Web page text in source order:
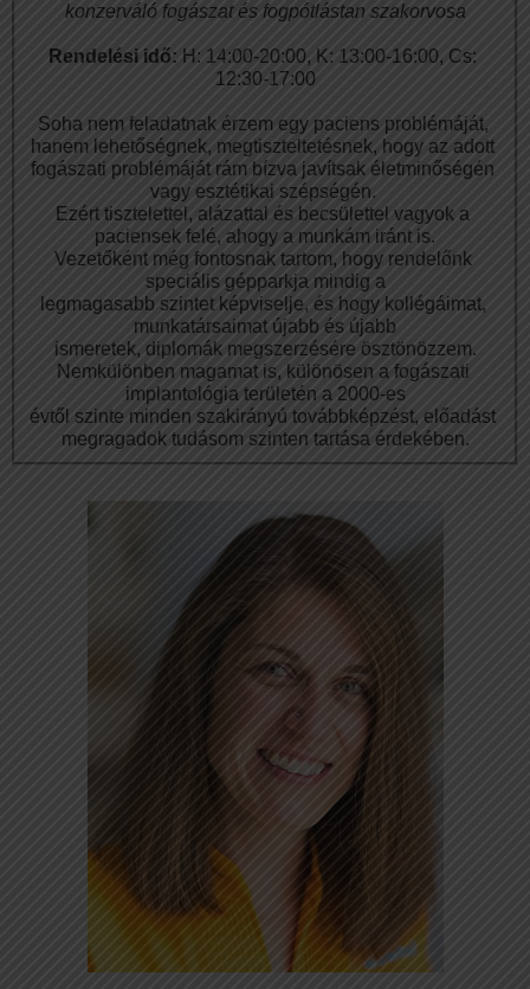
konzerváló fogászat és fogpótlástan szakorvosa
Rendelési idő: H: 14:00-20:00, K: 13:00-16:00, Cs:
12:30-17:00
Soha nem feladatnak érzem egy paciens problémáját,
hanem lehetőségnek, megtiszteltetésnek, hogy az adott
fogászati problémáját rám bízva javítsak életminőségén
vagy esztétikai szépségén.
Ezért tisztelettel, alázattal és becsülettel vagyok a
paciensek felé, ahogy a munkám iránt is.
Vezetőként még fontosnak tartom, hogy rendelőnk
speciális gépparkja mindig a
legmagasabb szintet képviselje, és hogy kollégáimat,
munkatársaimat újabb és újabb
ismeretek, diplomák megszerzésére ösztönözzem.
Nemkülönben magamat is, különösen a fogászati
implantológia területén a 2000-es
évtől szinte minden szakirányú továbbképzést, előadást
megragadok tudásom szinten tartása érdekében.